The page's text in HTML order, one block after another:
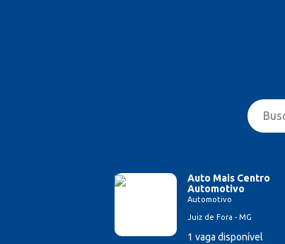
Auto Mais Centro
Automotivo
Automotivo
Juiz de Fora - MG
1 vaga disponível